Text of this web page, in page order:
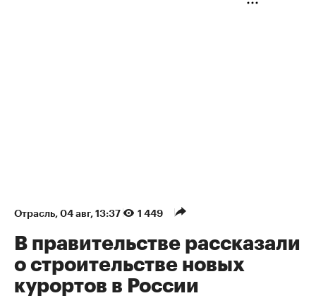
Отрасль⁠, 04 авг, 13:37 1 449
В правительстве рассказали
о строительстве новых
курортов в России